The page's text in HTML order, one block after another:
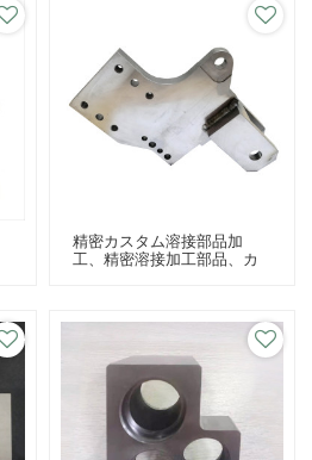
精密カスタム溶接部品加
工、精密溶接加工部品、カ